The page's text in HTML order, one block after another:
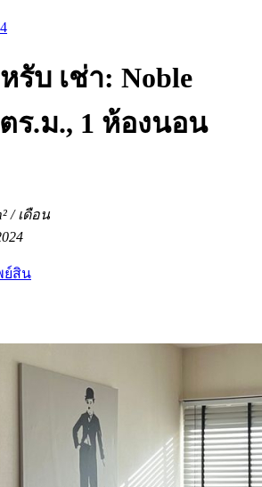
รับ เช่า: Noble
ร.ม., 1 ห้องนอน
/ เดือน
ย์สิน